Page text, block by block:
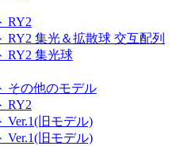
RY2
RY2 集光＆拡散球 交互配列
RY2 集光球
その他のモデル
RY2
Ver.1(旧モデル)
Ver.1(旧モデル)